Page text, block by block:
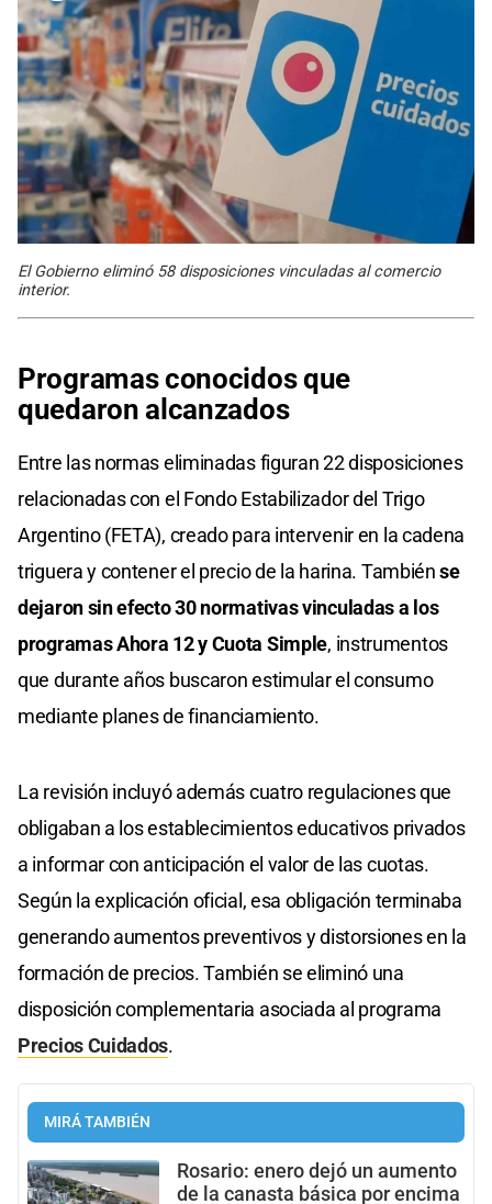
El Gobierno eliminó 58 disposiciones vinculadas al comercio
interior.
Programas conocidos que
quedaron alcanzados
Entre las normas eliminadas figuran 22 disposiciones
relacionadas con el Fondo Estabilizador del Trigo
Argentino (FETA), creado para intervenir en la cadena
triguera y contener el precio de la harina. Tambiénse
dejaron sin efecto 30 normativas vinculadas a los
programas Ahora 12 y Cuota Simple, instrumentos
que durante años buscaron estimular el consumo
mediante planes de financiamiento.
La revisión incluyó además cuatro regulaciones que
obligaban a los establecimientos educativos privados
a informar con anticipación el valor de las cuotas.
Según la explicación oficial, esa obligación terminaba
generando aumentos preventivos y distorsiones en la
formación de precios. También se eliminó una
disposición complementaria asociada al programa
Precios Cuidados.
MIRÁ TAMBIÉN
Rosario: enero dejó un aumento
de la canasta básica por encima